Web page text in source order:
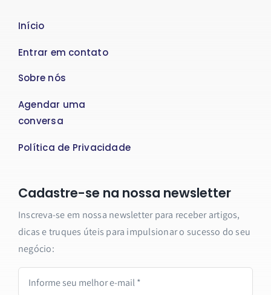
Início
Entrar em contato
Sobre nós
Agendar uma
conversa
Política de Privacidade
Cadastre-se na nossa newsletter
Inscreva-se em nossa newsletter para receber artigos,
dicas e truques úteis para impulsionar o sucesso do seu
negócio: